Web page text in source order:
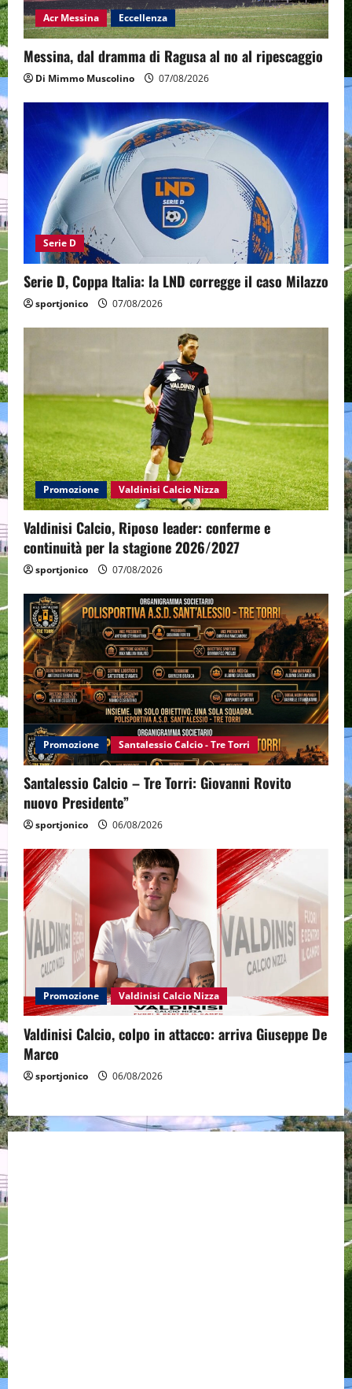
Acr Messina Eccellenza
Messina, dal dramma di Ragusa al no al ripescaggio
Di Mimmo Muscolino 07/08/2026
Serie D
Serie D, Coppa Italia: la LND corregge il caso Milazzo
sportjonico 07/08/2026
Promozione Valdinisi Calcio Nizza
Valdinisi Calcio, Riposo leader: conferme e
continuità per la stagione 2026/2027
sportjonico 07/08/2026
Promozione Santalessio Calcio - Tre Torri
Santalessio Calcio – Tre Torri: Giovanni Rovito
nuovo Presidente”
sportjonico 06/08/2026
Promozione Valdinisi Calcio Nizza
Valdinisi Calcio, colpo in attacco: arriva Giuseppe De
Marco
sportjonico 06/08/2026